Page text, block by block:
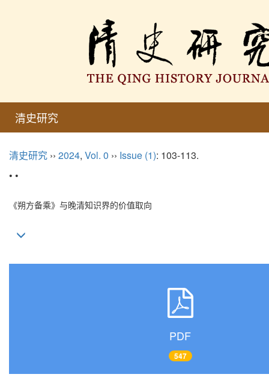
清史研究
清史研究 ›› 2024, Vol. 0 ›› Issue (1): 103-113.
• •
《朔方备乘》与晚清知识界的价值取向
PDF
547